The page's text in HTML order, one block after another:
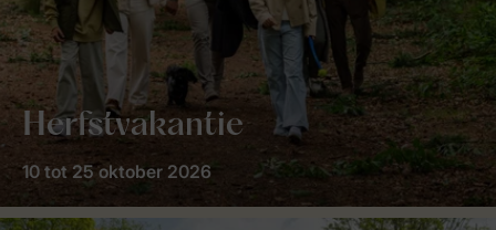
Herfstvakantie
10 tot 25 oktober 2026